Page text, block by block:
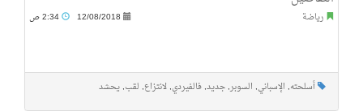
رياضة 12/08/2018
أسلحته, الإسباني, السوبر, جديد, فالفيردي, لانتزاع, لقب, يحشد